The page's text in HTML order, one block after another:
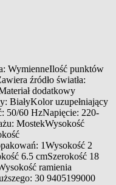
WymienneIlość punktów
źródło światła:
dodatkowy
BiałyKolor uzupełniający
50/60 HzNapięcie: 220-
MostekWysokość
1Wysokość 2
6.5 cmSzerokość 18
ramienia
30 9405199000